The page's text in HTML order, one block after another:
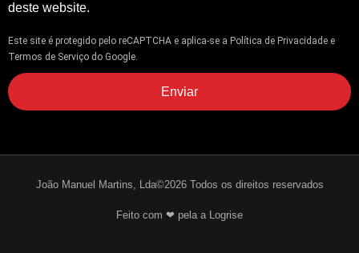
deste website.
Este site é protegido pelo reCAPTCHA e aplica-se a Política de Privacidade e
Termos de Serviço do Google.
Enviar
João Manuel Martins, Lda©2026 Todos os direitos reservados
Feito com ❤ pela a Logrise